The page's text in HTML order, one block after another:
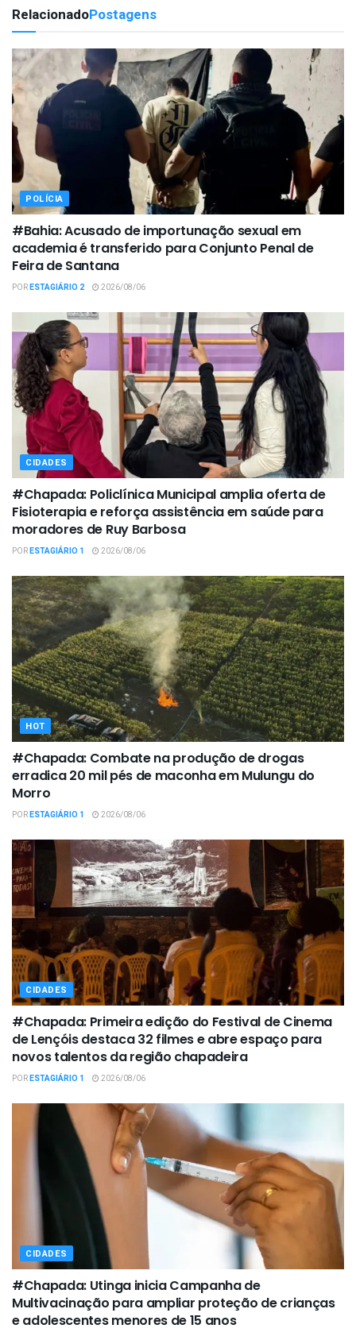
RelacionadoPostagens
POLÍCIA
#Bahia: Acusado de importunação sexual em
academia é transferido para Conjunto Penal de
Feira de Santana
PORESTAGIÁRIO 2 2026/08/06
CIDADES
#Chapada: Policlínica Municipal amplia oferta de
Fisioterapia e reforça assistência em saúde para
moradores de Ruy Barbosa
PORESTAGIÁRIO 1 2026/08/06
HOT
#Chapada: Combate na produção de drogas
erradica 20 mil pés de maconha em Mulungu do
Morro
PORESTAGIÁRIO 1 2026/08/06
CIDADES
#Chapada: Primeira edição do Festival de Cinema
de Lençóis destaca 32 filmes e abre espaço para
novos talentos da região chapadeira
PORESTAGIÁRIO 1 2026/08/06
CIDADES
#Chapada: Utinga inicia Campanha de
Multivacinação para ampliar proteção de crianças
e adolescentes menores de 15 anos